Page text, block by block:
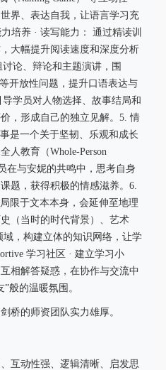
界、表达自我，让语言学习充
培养 · 读写能力： 通过精读训
大幅提升阅读速度和深度分析
论、辩论和主题演讲，围
开放性问题，提升口语表达与
学员对人物选择、故事结局和
，形成自己的独立见解。5. 情
是一个关于坚韧、乐观和成长
人教育（Whole-Person
在与安妮的共鸣中，思考自身
题，获得积极的情感滋养。6.
限于文本本身，会延伸至地理
（当时的时代背景）、艺术
域，构建立体的知识网络，让学
学习社区 · 建立学习小
相解答疑惑，在协作与交流中
般的温暖氛围。
桥的师资团队实力雄厚。
互动性强、逻辑清晰、启发思